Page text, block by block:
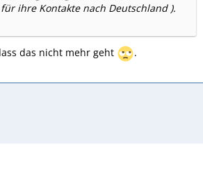
ihre Kontakte nach Deutschland ).
das nicht mehr geht .